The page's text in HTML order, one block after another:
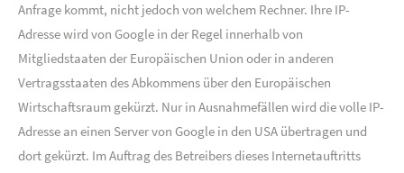
Anfrage kommt, nicht jedoch von welchem Rechner. Ihre IP-
Adresse wird von Google in der Regel innerhalb von
Mitgliedstaaten der Europäischen Union oder in anderen
Vertragsstaaten des Abkommens über den Europäischen
Wirtschaftsraum gekürzt. Nur in Ausnahmefällen wird die volle IP-
Adresse an einen Server von Google in den USA übertragen und
dort gekürzt. Im Auftrag des Betreibers dieses Internetauftritts